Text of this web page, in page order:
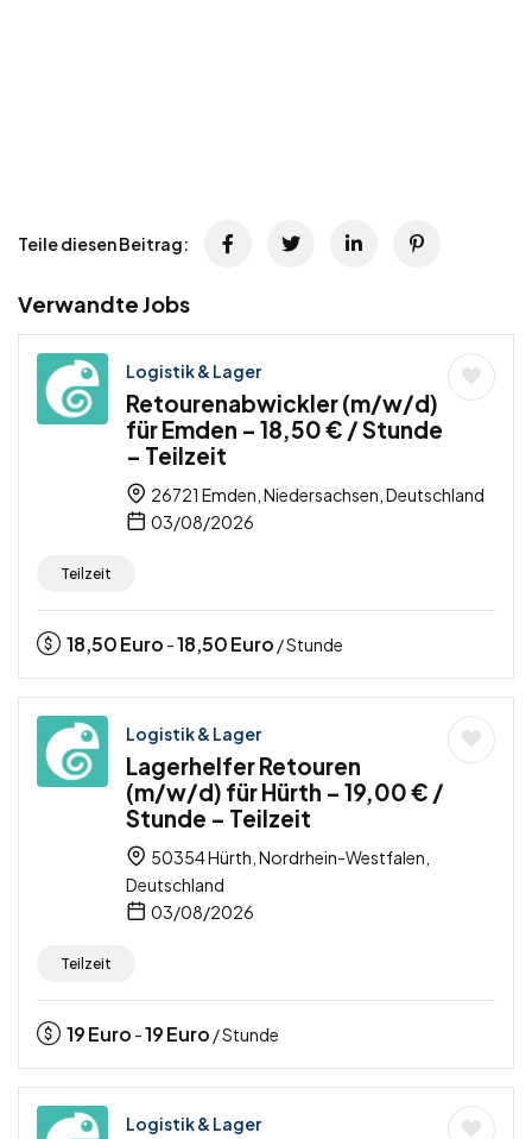
Teile diesen Beitrag:
Verwandte Jobs
Logistik & Lager
Retourenabwickler (m/w/d)
für Emden – 18,50 € / Stunde
– Teilzeit
26721 Emden, Niedersachsen, Deutschland
03/08/2026
Teilzeit
18,50Euro -18,50Euro / Stunde
Logistik & Lager
Lagerhelfer Retouren
(m/w/d) für Hürth – 19,00 € /
Stunde – Teilzeit
50354 Hürth, Nordrhein-Westfalen,
Deutschland
03/08/2026
Teilzeit
19Euro -19Euro / Stunde
Logistik & Lager